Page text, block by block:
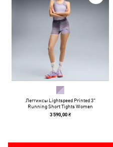
Леггинсы Lightspeed Printed 3"
Running Short Tights Women
3 590,00 ₴